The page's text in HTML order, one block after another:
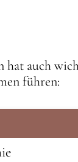
hat auch
führen: